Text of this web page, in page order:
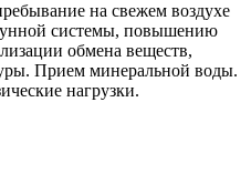
на свежем воздухе
системы, повышению
обмена веществ,
Прием минеральной воды.
нагрузки.